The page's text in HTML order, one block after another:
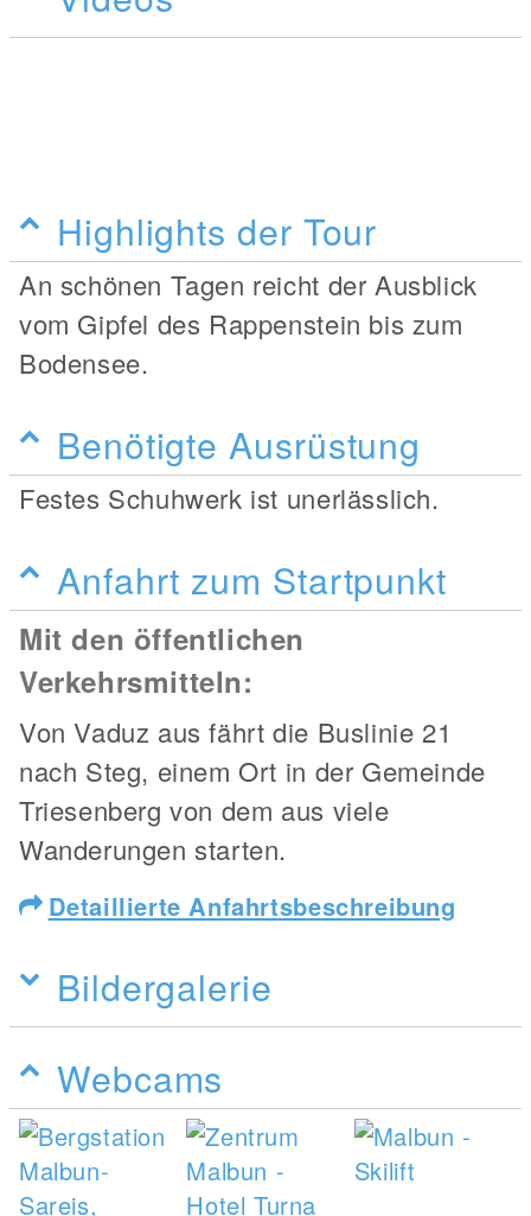
Highlights der Tour
An schönen Tagen reicht der Ausblick
vom Gipfel des Rappenstein bis zum
Bodensee.
Benötigte Ausrüstung
Festes Schuhwerk ist unerlässlich.
Anfahrt zum Startpunkt
Mit den öffentlichen
Verkehrsmitteln:
Von Vaduz aus fährt die Buslinie 21
nach Steg, einem Ort in der Gemeinde
Triesenberg von dem aus viele
Wanderungen starten.
Detaillierte Anfahrtsbeschreibung
Bildergalerie
Webcams